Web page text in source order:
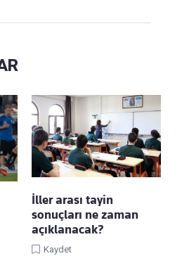
İller arası tayin
sonuçları ne zaman
açıklanacak?
Kaydet